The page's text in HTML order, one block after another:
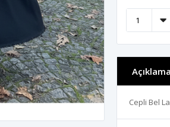
Açıklama
Cepli Bel